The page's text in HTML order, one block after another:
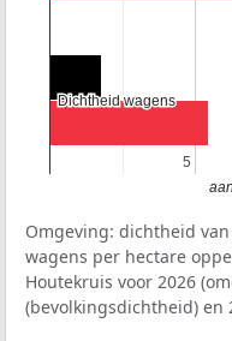
5
5
Dichtheid wagens
Dichtheid wagens
Omgeving: dichtheid
wagens per hectare
Houtekruis voor 2026
(bevolkingsdichtheid) en